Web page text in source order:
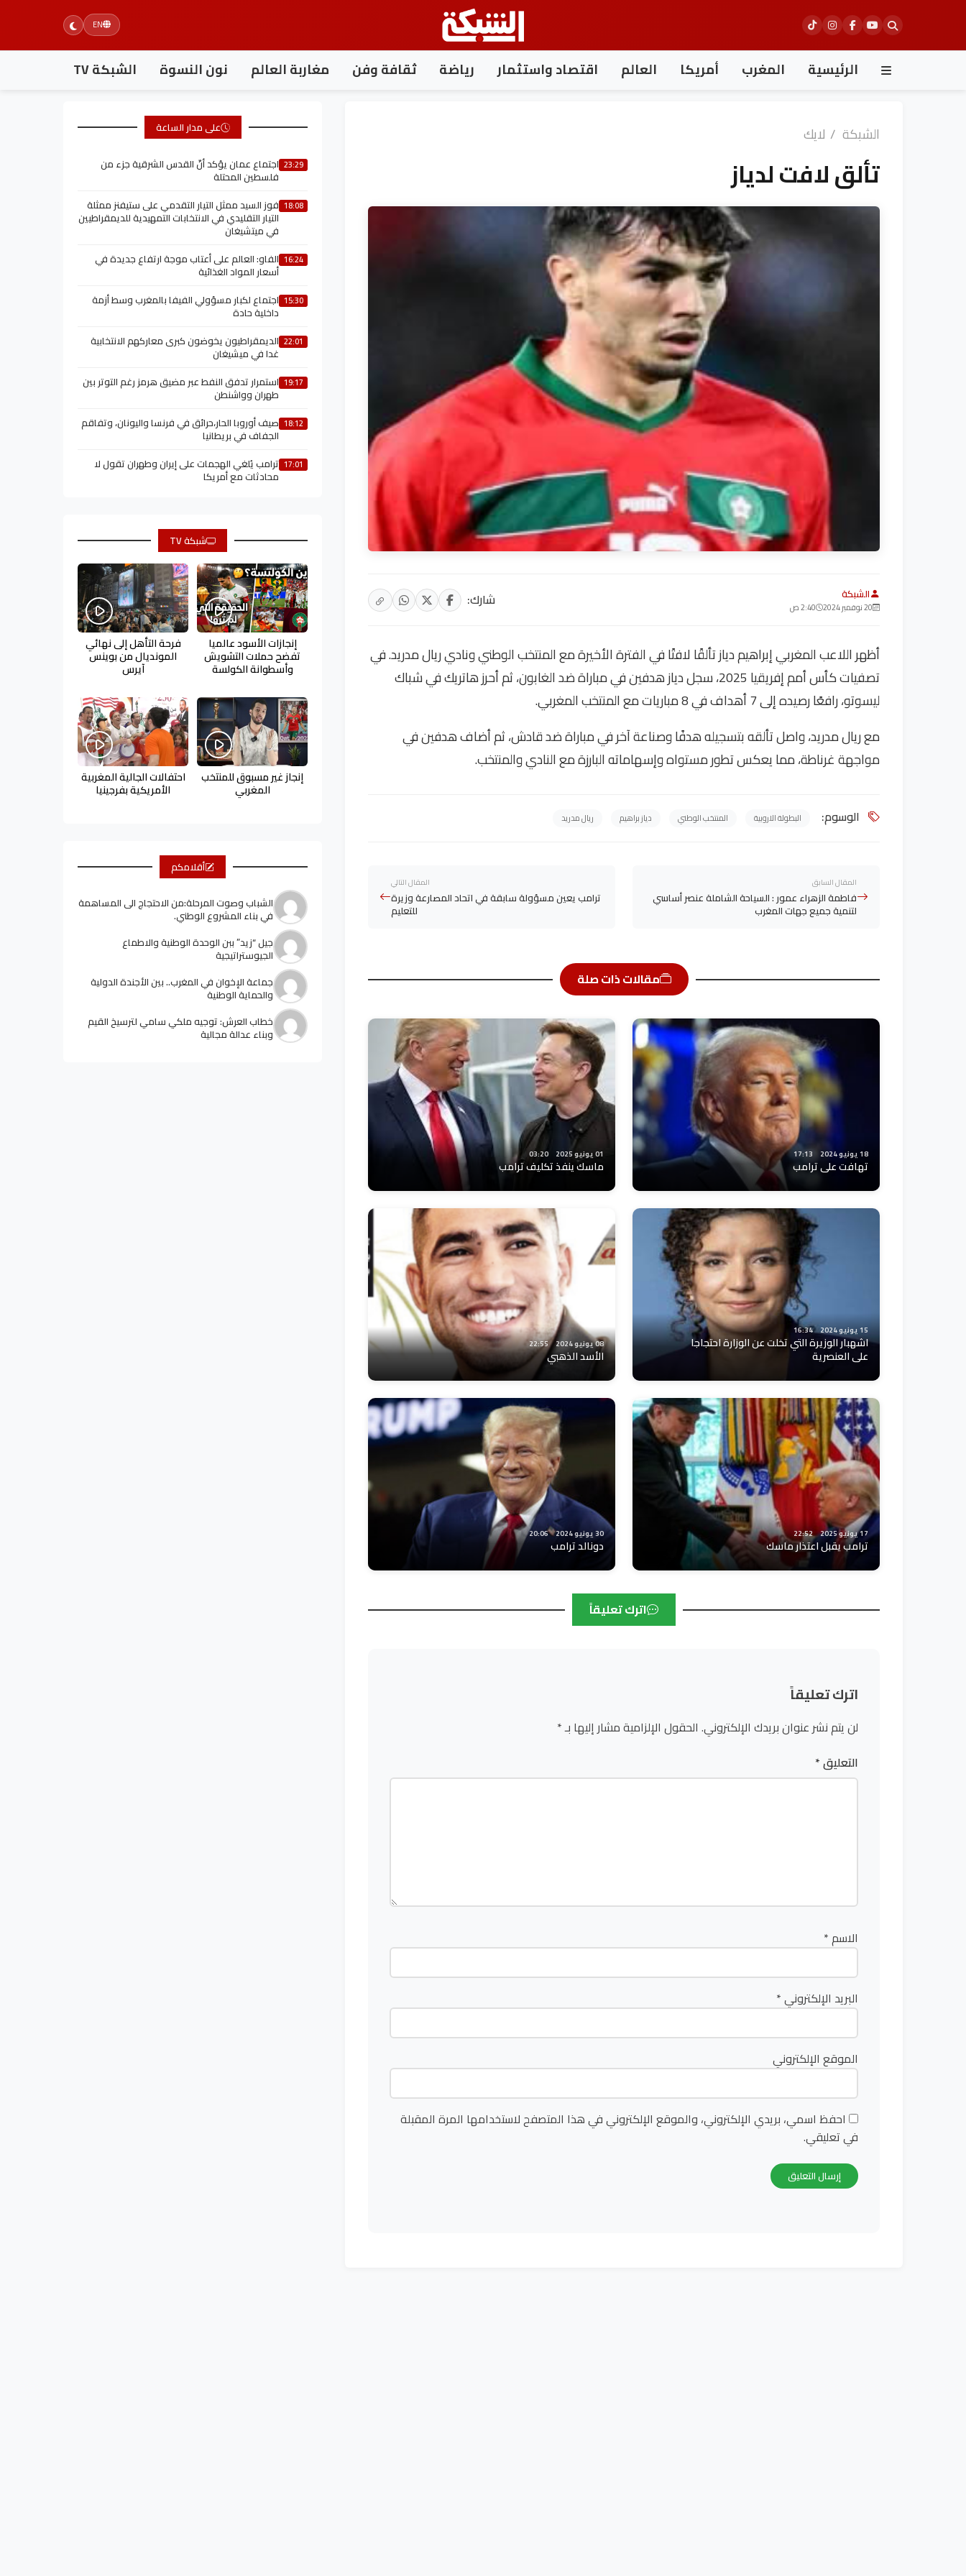
EN
الرئيسية المغرب أمريكا العالم اقتصاد واستثمار رياضة ثقافة وفن مغاربة العالم نون النسوة الشبكة TV
الشبكة / لايك
تألق لافت لدياز
الشبكة
20 نوفمبر 2024 2:40 ص شارك:
أظهر اللاعب المغربي إبراهيم دياز تألقًا لافتًا في الفترة الأخيرة مع المنتخب الوطني ونادي ريال مدريد. في
تصفيات كأس أمم إفريقيا 2025، سجل دياز هدفين في مباراة ضد الغابون، ثم أحرز هاتريك في شباك
ليسوتو، رافعًا رصيده إلى 7 أهداف في 8 مباريات مع المنتخب المغربي.
مع ريال مدريد، واصل تألقه بتسجيله هدفًا وصناعة آخر في مباراة ضد قادش، ثم أضاف هدفين في
مواجهة غرناطة، مما يعكس تطور مستواه وإسهاماته البارزة مع النادي والمنتخب.
الوسوم: البطولة الاروبية المنتخب الوطني دياز براهيم ريال مدريد
المقال السابق
فاطمة الزهراء عمور : السياحة الشاملة عنصر أساسي
لتنمية جميع جهات المغرب
المقال التالي
ترامب يعين مسؤولة سابقة في اتحاد المصارعة وزيرة
للتعليم
مقالات ذات صلة
18 يونيو 2024 17:13
تهافت على ترامب
01 يونيو 2025 03:20
ماسك ينفذ تكليف ترامب
15 يونيو 2024 16:34
اشهبار الوزيرة التي تخلت عن الوزارة احتجاجا
على العنصرية
08 يونيو 2024 22:55
الأسد الذهبي
17 يونيو 2025 22:52
ترامب يقبل اعتذار ماسك
30 يونيو 2024 20:06
دونالد ترامب
اترك تعليقاً
اترك تعليقاً
لن يتم نشر عنوان بريدك الإلكتروني. الحقول الإلزامية مشار إليها بـ*
التعليق*
الاسم*
البريد الإلكتروني*
الموقع الإلكتروني
احفظ اسمي، بريدي الإلكتروني، والموقع الإلكتروني في هذا المتصفح لاستخدامها المرة المقبلة
في تعليقي.
على مدار الساعة
23:29 اجتماع عمان يؤكد أنّ القدس الشرقية جزء من
فلسطين المحتلة
18:08 فوز السيد ممثل التيار التقدمي على ستيفنز ممثلة
التيار التقليدي في الانتخابات التمهيدية للديمقراطيين
في ميتشيغان
16:24 الفاو: العالم على أعتاب موجة ارتفاع جديدة في
أسعار المواد الغذائية
15:30 اجتماع لكبار مسؤولي الفيفا بالمغرب وسط أزمة
داخلية حادة
22:01 الديمقراطيون يخوضون كبرى معاركهم الانتخابية
غدا في ميشيغان
19:17 استمرار تدفق النفط عبر مضيق هرمز رغم التوتر بين
طهران وواشنطن
18:12 صيف أوروبا الحار،حرائق في فرنسا واليونان، وتفاقم
الجفاف في بريطانيا
17:01 ترامب يُلغي الهجمات على إيران وطهران تقول لا
محادثات مع أمريكا
شبكة TV
إنجازات الأسود عالميا
تفضح حملات التشويش
وأسطوانة الكولسة
فرحة التأهل إلى نهائي
المونديال من بوينس
آيرس
إنجاز غير مسبوق للمنتخب
المغربي
احتفالات الجالية المغربية
الأمريكية بفرجينيا
أقلامكم
الشباب وصوت المرحلة:من الاحتجاج الى المساهمة
في بناء المشروع الوطني.
جيل “زيد” ببن الوحدة الوطنية والاطماع
الجيوستراتيجية
جماعة الإخوان في المغرب.. بين الأجندة الدولية
والحماية الوطنية
خطاب العرش: توجيه ملكي سامي لترسيخ القيم
وبناء عدالة مجالية